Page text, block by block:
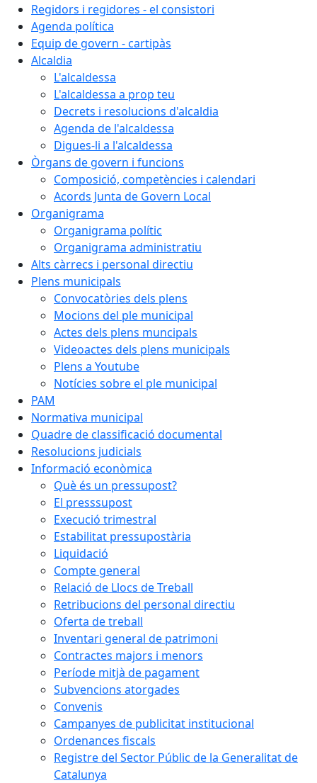
Regidors i regidores - el consistori
Agenda política
Equip de govern - cartipàs
Alcaldia
L'alcaldessa
L'alcaldessa a prop teu
Decrets i resolucions d'alcaldia
Agenda de l'alcaldessa
Digues-li a l'alcaldessa
Òrgans de govern i funcions
Composició, competències i calendari
Acords Junta de Govern Local
Organigrama
Organigrama polític
Organigrama administratiu
Alts càrrecs i personal directiu
Plens municipals
Convocatòries dels plens
Mocions del ple municipal
Actes dels plens muncipals
Videoactes dels plens municipals
Plens a Youtube
Notícies sobre el ple municipal
PAM
Normativa municipal
Quadre de classificació documental
Resolucions judicials
Informació econòmica
Què és un pressupost?
El presssupost
Execució trimestral
Estabilitat pressupostària
Liquidació
Compte general
Relació de Llocs de Treball
Retribucions del personal directiu
Oferta de treball
Inventari general de patrimoni
Contractes majors i menors
Període mitjà de pagament
Subvencions atorgades
Convenis
Campanyes de publicitat institucional
Ordenances fiscals
Registre del Sector Públic de la Generalitat de
Catalunya